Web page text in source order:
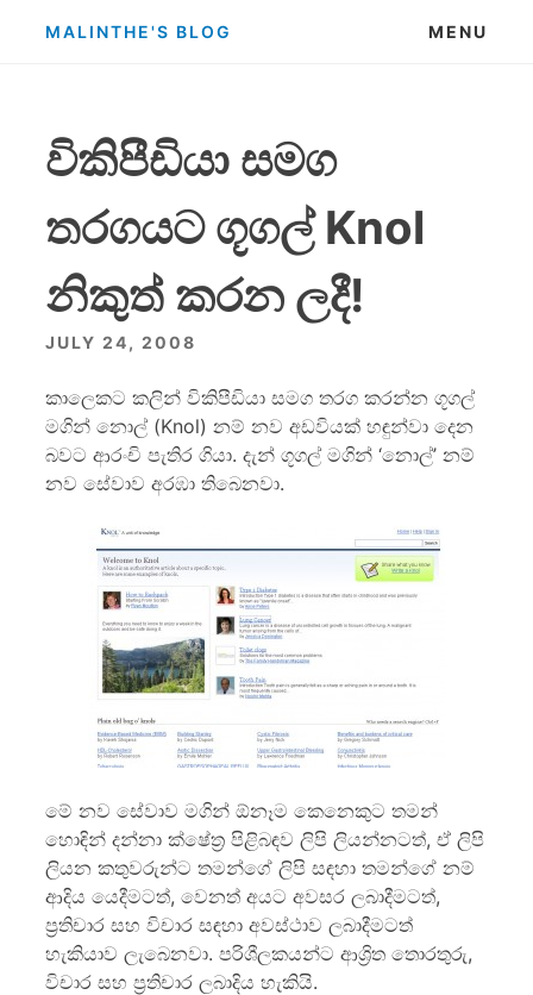
MALINTHE'S BLOG MENU
විකිපීඩියා සමග
තරගයට ගූගල් Knol
නිකුත් කරන ලදී!
JULY 24, 2008
කාලෙකට කලින් විකිපීඩියා සමග තරග කරන්න ගූගල්
මගින් නොල් (Knol) නම් නව අඩවියක් හඳුන්වා දෙන
බවට ආරංචි පැතිර ගියා. දැන් ගූගල් මගින් ‘නොල්’ නම්
නව සේවාව අරඹා තිබෙනවා.
මේ නව සේවාව මගින් ඕනෑම කෙනෙකුට තමන්
හොඳින් දන්නා ක්ෂේත්‍ර පිළිබඳව ලිපි ලියන්නටත්, ඒ ලිපි
ලියන කතුවරුන්ට තමන්ගේ ලිපි සඳහා තමන්ගේ නම්
ආදිය යෙදීමටත්, වෙනත් අයට අවසර ලබාදීමටත්,
ප්‍රතිචාර සහ විචාර සඳහා අවස්ථාව ලබාදීමටත්
හැකියාව ලැබෙනවා. පරිශීලකයන්ට ආශ්‍රිත තොරතුරු,
විචාර සහ ප්‍රතිචාර ලබාදිය හැකියි.